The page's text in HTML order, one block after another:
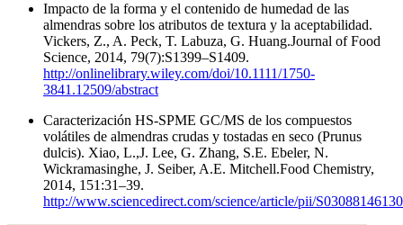
Impacto de la forma y el contenido de humedad de las
almendras sobre los atributos de textura y la aceptabilidad.
Vickers, Z., A. Peck, T. Labuza, G. Huang.Journal of Food
Science, 2014, 79(7):S1399–S1409.
http://onlinelibrary.wiley.com/doi/10.1111/1750-
3841.12509/abstract
Caracterización HS-SPME GC/MS de los compuestos
volátiles de almendras crudas y tostadas en seco (Prunus
dulcis). Xiao, L.,J. Lee, G. Zhang, S.E. Ebeler, N.
Wickramasinghe, J. Seiber, A.E. Mitchell.Food Chemistry,
2014, 151:31–39.
http://www.sciencedirect.com/science/article/pii/